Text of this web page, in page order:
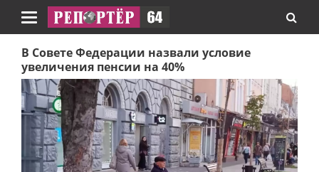
Навигация
В Совете Федерации назвали условие
увеличения пенсии на 40%